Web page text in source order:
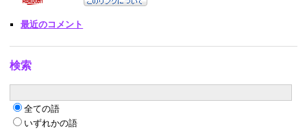
最近のコメント
検索
全ての語
いずれかの語